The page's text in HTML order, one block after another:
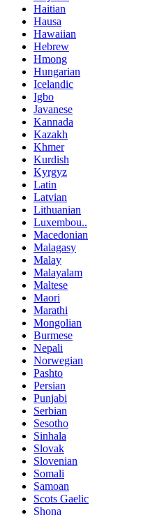
Haitian
Hausa
Hawaiian
Hebrew
Hmong
Hungarian
Icelandic
Igbo
Javanese
Kannada
Kazakh
Khmer
Kurdish
Kyrgyz
Latin
Latvian
Lithuanian
Luxembou..
Macedonian
Malagasy
Malay
Malayalam
Maltese
Maori
Marathi
Mongolian
Burmese
Nepali
Norwegian
Pashto
Persian
Punjabi
Serbian
Sesotho
Sinhala
Slovak
Slovenian
Somali
Samoan
Scots Gaelic
Shona